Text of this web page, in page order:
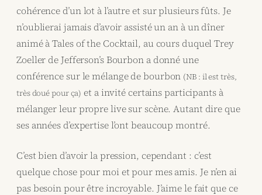
cohérence d’un lot à l’autre et sur plusieurs fûts. Je
n’oublierai jamais d’avoir assisté un an à un dîner
animé à Tales of the Cocktail, au cours duquel Trey
Zoeller de Jefferson’s Bourbon a donné une
conférence sur le mélange de bourbon (NB : il est très,
très doué pour ça) et a invité certains participants à
mélanger leur propre live sur scène. Autant dire que
ses années d’expertise l’ont beaucoup montré.
C’est bien d’avoir la pression, cependant : c’est
quelque chose pour moi et pour mes amis. Je n’en ai
pas besoin pour être incroyable. J’aime le fait que ce